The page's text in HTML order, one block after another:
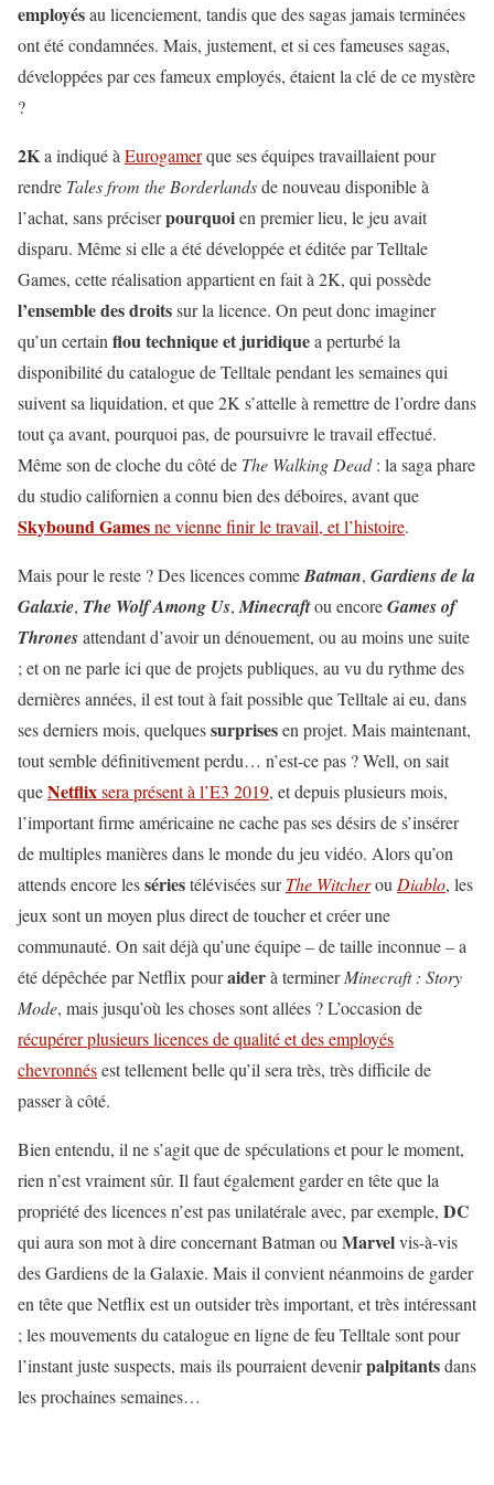
employésau licenciement, tandis que des sagas jamais terminées
ont été condamnées. Mais, justement, et si ces fameuses sagas,
développées par ces fameux employés, étaient la clé de ce mystère
?
2Ka indiqué àEurogamerque ses équipes travaillaient pour
rendre Tales from the Borderlandsde nouveau disponible à
l’achat, sans préciserpourquoien premier lieu, le jeu avait
disparu. Même si elle a été développée et éditée par Telltale
Games, cette réalisation appartient en fait à 2K, qui possède
l’ensemble des droitssur la licence. On peut donc imaginer
qu’un certainflou technique et juridiquea perturbé la
disponibilité du catalogue de Telltale pendant les semaines qui
suivent sa liquidation, et que 2K s’attelle à remettre de l’ordre dans
tout ça avant, pourquoi pas, de poursuivre le travail effectué.
Même son de cloche du côté de The Walking Dead: la saga phare
du studio californien a connu bien des déboires, avant que
Skybound Gamesne vienne finir le travail, et l’histoire.
Mais pour le reste ? Des licences commeBatman, Gardiens de la
Galaxie, The Wolf Among Us,Minecraftou encoreGames of
Thronesattendant d’avoir un dénouement, ou au moins une suite
; et on ne parle ici que de projets publiques, au vu du rythme des
dernières années, il est tout à fait possible que Telltale ai eu, dans
ses derniers mois, quelquessurprisesen projet. Mais maintenant,
tout semble définitivement perdu… n’est-ce pas ? Well, on sait
queNetflixsera présent à l’E3 2019, et depuis plusieurs mois,
l’important firme américaine ne cache pas ses désirs de s’insérer
de multiples manières dans le monde du jeu vidéo. Alors qu’on
attends encore lessériestélévisées surThe WitcherouDiablo, les
jeux sont un moyen plus direct de toucher et créer une
communauté. On sait déjà qu’une équipe – de taille inconnue – a
été dépêchée par Netflix pouraiderà terminerMinecraft : Story
Mode, mais jusqu’où les choses sont allées ? L’occasion de
récupérer plusieurs licences de qualité et des employés
chevronnésest tellement belle qu’il sera très, très difficile de
passer à côté.
Bien entendu, il ne s’agit que de spéculations et pour le moment,
rien n’est vraiment sûr. Il faut également garder en tête que la
propriété des licences n’est pas unilatérale avec, par exemple, DC
qui aura son mot à dire concernant Batman ouMarvelvis-à-vis
des Gardiens de la Galaxie. Mais il convient néanmoins de garder
en tête que Netflix est un outsider très important, et très intéressant
; les mouvements du catalogue en ligne de feu Telltale sont pour
l’instant juste suspects, mais ils pourraient devenirpalpitantsdans
les prochaines semaines…